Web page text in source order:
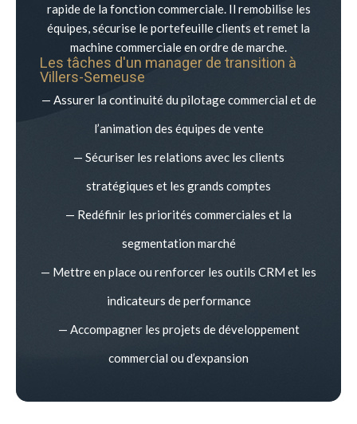
rapide de la fonction commerciale. Il remobilise les
équipes, sécurise le portefeuille clients et remet la
machine commerciale en ordre de marche.
Les tâches d'un manager de transition à
Villers-Semeuse
— Assurer la continuité du pilotage commercial et de
l’animation des équipes de vente
— Sécuriser les relations avec les clients
stratégiques et les grands comptes
— Redéfinir les priorités commerciales et la
segmentation marché
— Mettre en place ou renforcer les outils CRM et les
indicateurs de performance
— Accompagner les projets de développement
commercial ou d’expansion